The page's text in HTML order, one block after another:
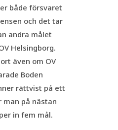
både försvaret
och det tar
andra målet
Helsingborg.
även om OV
Boden
rättvist på ett
på nästan
in fem mål.